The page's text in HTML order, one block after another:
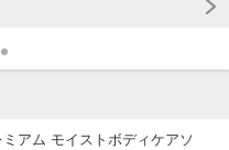
アム モイストボディケアソ